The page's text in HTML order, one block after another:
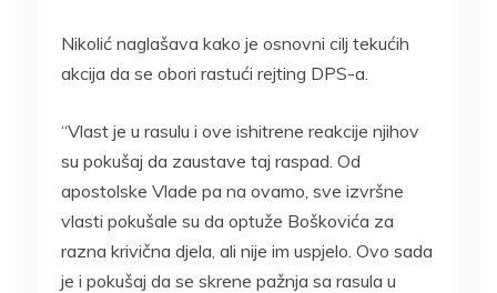
Nikolić naglašava kako je osnovni cilj tekućih
akcija da se obori rastući rejting DPS-a.
“Vlast je u rasulu i ove ishitrene reakcije njihov
su pokušaj da zaustave taj raspad. Od
apostolske Vlade pa na ovamo, sve izvršne
vlasti pokušale su da optuže Boškovića za
razna krivična djela, ali nije im uspjelo. Ovo sada
je i pokušaj da se skrene pažnja sa rasula u